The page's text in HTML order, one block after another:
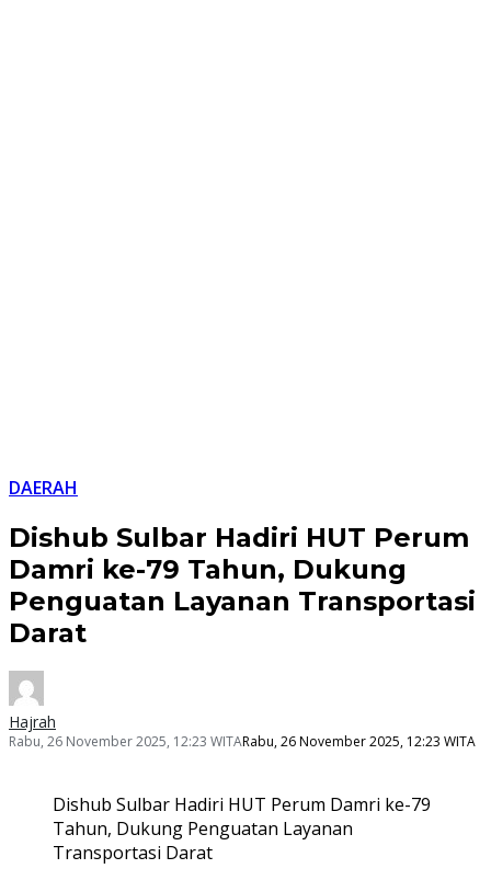
DAERAH
Dishub Sulbar Hadiri HUT Perum
Damri ke-79 Tahun, Dukung
Penguatan Layanan Transportasi
Darat
Hajrah
Rabu, 26 November 2025, 12:23 WITARabu, 26 November 2025, 12:23 WITA
Dishub Sulbar Hadiri HUT Perum Damri ke-79
Tahun, Dukung Penguatan Layanan
Transportasi Darat